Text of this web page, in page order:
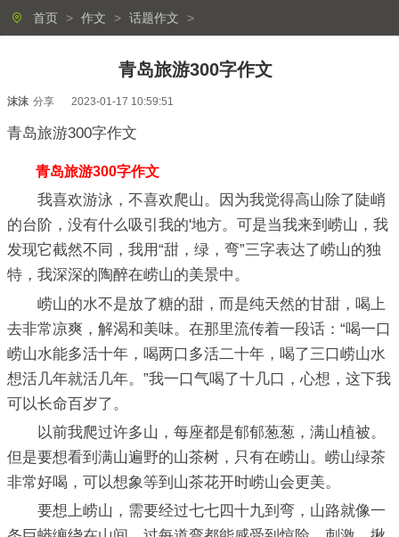
首页 > 作文 > 话题作文 >
青岛旅游300字作文
沫沫 分享 2023-01-17 10:59:51
青岛旅游300字作文
青岛旅游300字作文
我喜欢游泳，不喜欢爬山。因为我觉得高山除了陡峭
的台阶，没有什么吸引我的'地方。可是当我来到崂山，我
发现它截然不同，我用“甜，绿，弯”三字表达了崂山的独
特，我深深的陶醉在崂山的美景中。
崂山的水不是放了糖的甜，而是纯天然的甘甜，喝上
去非常凉爽，解渴和美味。在那里流传着一段话：“喝一口
崂山水能多活十年，喝两口多活二十年，喝了三口崂山水
想活几年就活几年。”我一口气喝了十几口，心想，这下我
可以长命百岁了。
以前我爬过许多山，每座都是郁郁葱葱，满山植被。
但是要想看到满山遍野的山茶树，只有在崂山。崂山绿茶
非常好喝，可以想象等到山茶花开时崂山会更美。
要想上崂山，需要经过七七四十九到弯，山路就像一